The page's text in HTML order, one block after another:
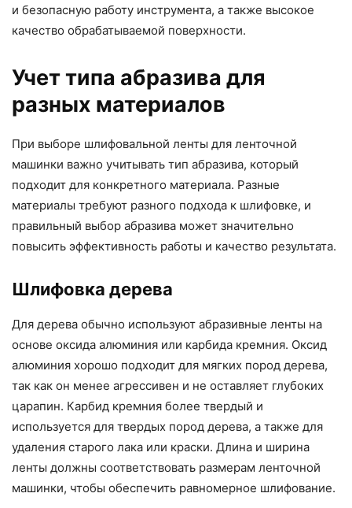
и безопасную работу инструмента, а также высокое
качество обрабатываемой поверхности.
Учет типа абразива для
разных материалов
При выборе шлифовальной ленты для ленточной
машинки важно учитывать тип абразива, который
подходит для конкретного материала. Разные
материалы требуют разного подхода к шлифовке, и
правильный выбор абразива может значительно
повысить эффективность работы и качество результата.
Шлифовка дерева
Для дерева обычно используют абразивные ленты на
основе оксида алюминия или карбида кремния. Оксид
алюминия хорошо подходит для мягких пород дерева,
так как он менее агрессивен и не оставляет глубоких
царапин. Карбид кремния более твердый и
используется для твердых пород дерева, а также для
удаления старого лака или краски. Длина и ширина
ленты должны соответствовать размерам ленточной
машинки, чтобы обеспечить равномерное шлифование.